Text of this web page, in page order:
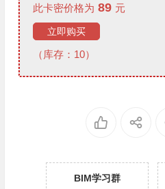
此卡密价格为 89 元
立即购买
（库存：10）
BIM学习群